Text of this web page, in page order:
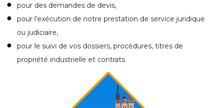
pour des demandes de devis,
pour l’exécution de notre prestation de service juridique
ou judiciaire,
pour le suivi de vos dossiers, procédures, titres de
propriété industrielle et contrats